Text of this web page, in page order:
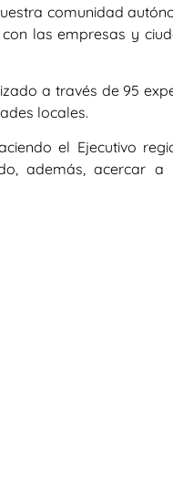
comunidad
las empresas y
a través de 95
locales.
el Ejecutivo
además, acercar a